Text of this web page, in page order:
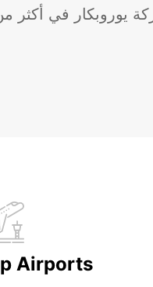
يوروبكار في أكثر
Airports